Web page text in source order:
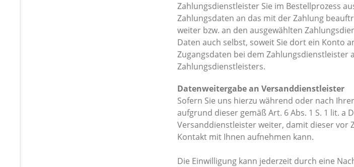
Zahlungsdienstleister Sie im Bestellprozess
Zahlungsdaten an das mit der Zahlung
weiter bzw. an den ausgewählten
Daten auch selbst, soweit Sie dort ein Konto
Zugangsdaten bei dem Zahlungsdienstleister
Zahlungsdienstleisters.
Datenweitergabe an Versanddienstleister
Sofern Sie uns hierzu während oder nach
aufgrund dieser gemäß Art. 6 Abs. 1 S. 1 lit. a
Versanddienstleister weiter, damit dieser vor
Kontakt mit Ihnen aufnehmen kann.
Die Einwilligung kann jederzeit durch eine